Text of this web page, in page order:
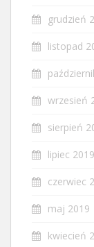
grudzień
listopad
wrzesień
sierpień
lipiec 2019
czerwiec
maj 2019
kwiecień